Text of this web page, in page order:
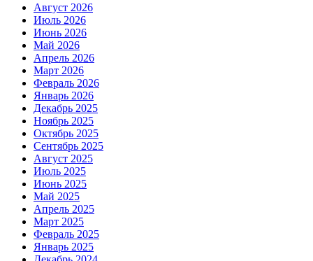
Август 2026
Июль 2026
Июнь 2026
Май 2026
Апрель 2026
Март 2026
Февраль 2026
Январь 2026
Декабрь 2025
Ноябрь 2025
Октябрь 2025
Сентябрь 2025
Август 2025
Июль 2025
Июнь 2025
Май 2025
Апрель 2025
Март 2025
Февраль 2025
Январь 2025